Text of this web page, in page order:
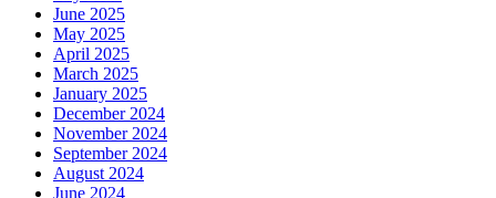
June 2025
May 2025
April 2025
March 2025
January 2025
December 2024
November 2024
September 2024
August 2024
June 2024